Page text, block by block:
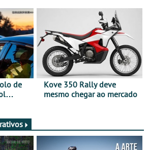
de
Kove 350 Rally deve
mesmo chegar ao mercado